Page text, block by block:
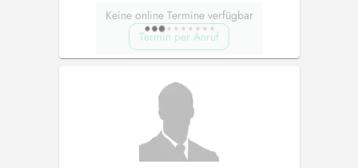
Keine online Termine verfügbar
Termin per Anruf